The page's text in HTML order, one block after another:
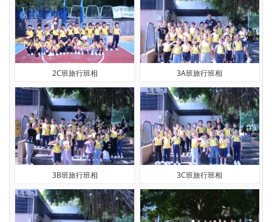
2C班旅行班相 3A班旅行班相
3B班旅行班相 3C班旅行班相